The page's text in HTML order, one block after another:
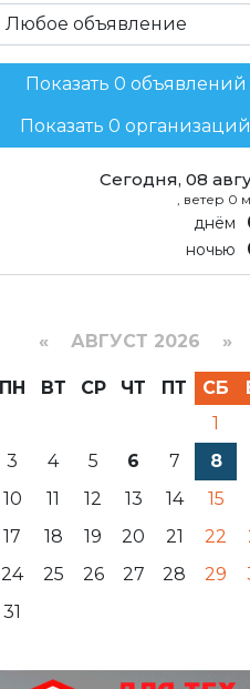
Показать 0 объявлений
Показать 0 организаций
Сегодня, 08
, ветер 0
« АВГУСТ 2026 »
ПН ВТ СР ЧТ ПТ СБ
1
3
4 5 6 7 8
10
11 12 13 14 15
17
18 19 20 21 22
24
25 26 27 28 29
31